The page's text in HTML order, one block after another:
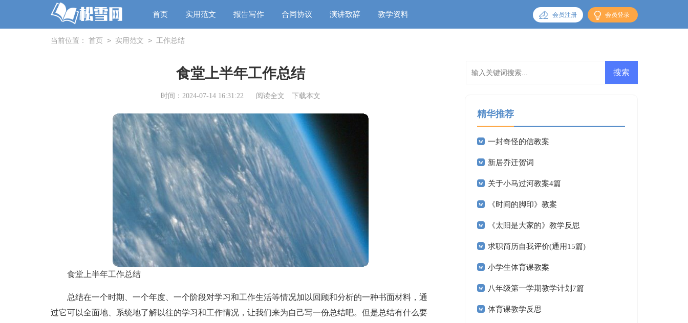
首页 实用范文 报告写作 合同协议 演讲致辞 教学资料 会员登录
会员注册
当前位置： 首页 > 实用范文 > 工作总结
食堂上半年工作总结
时间：2024-07-14 16:31:22 阅读全文 下载本文
食堂上半年工作总结
总结在一个时期、一个年度、一个阶段对学习和工作生活等情况加以回顾和分析的一种书面材料，通
过它可以全面地、系统地了解以往的学习和工作情况，让我们来为自己写一份总结吧。但是总结有什么要
精华推荐
一封奇怪的信教案
新居乔迁贺词
关于小马过河教案4篇
《时间的脚印》教案
《太阳是大家的》教学反思
求职简历自我评价(通用15篇)
小学生体育课教案
八年级第一学期教学计划7篇
体育课教学反思